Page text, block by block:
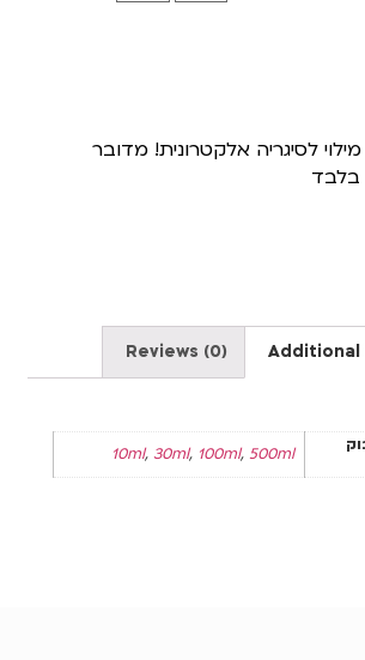
לסיגריה אלקטרונית! מדובר
בלבד
Reviews (0)
10ml, 30ml, 100ml, 500ml